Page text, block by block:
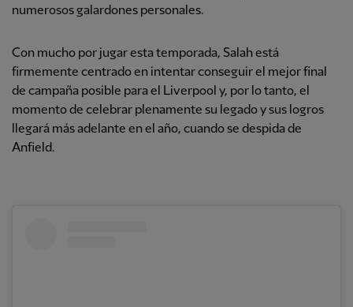
numerosos galardones personales.
Con mucho por jugar esta temporada, Salah está
firmemente centrado en intentar conseguir el mejor final
de campaña posible para el Liverpool y, por lo tanto, el
momento de celebrar plenamente su legado y sus logros
llegará más adelante en el año, cuando se despida de
Anfield.